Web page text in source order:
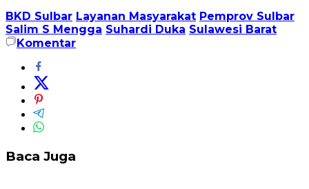
BKD Sulbar Layanan Masyarakat Pemprov Sulbar
Salim S Mengga Suhardi Duka Sulawesi Barat
Komentar
Baca Juga